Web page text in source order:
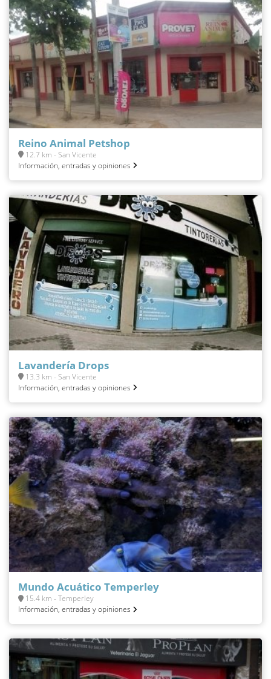
Reino Animal Petshop
12.7 km - San Vicente
Información, entradas y opiniones
Lavandería Drops
13.3 km - San Vicente
Información, entradas y opiniones
Mundo Acuático Temperley
15.4 km - Temperley
Información, entradas y opiniones